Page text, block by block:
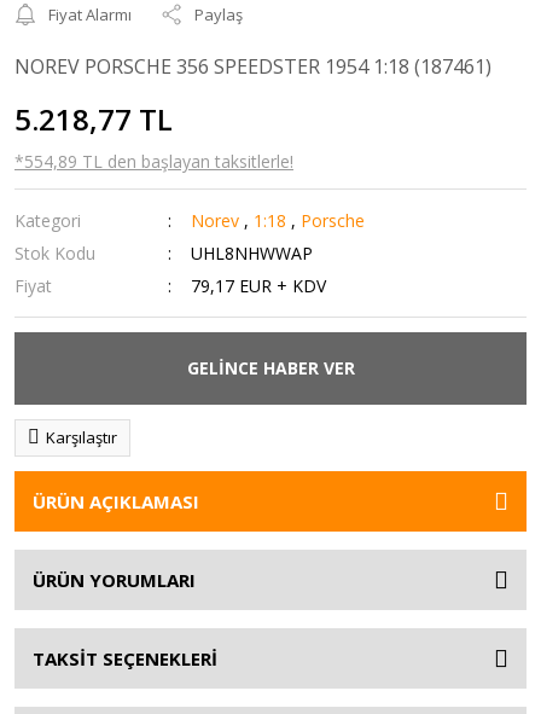
Fiyat Alarmı
Paylaş
NOREV PORSCHE 356 SPEEDSTER 1954 1:18 (187461)
5.218,77 TL
*554,89 TL den başlayan taksitlerle!
Kategori Norev , 1:18 , Porsche
Stok Kodu
UHL8NHWWAP
Fiyat
79,17 EUR + KDV
GELİNCE HABER VER
Karşılaştır
ÜRÜN AÇIKLAMASI
ÜRÜN YORUMLARI
TAKSİT SEÇENEKLERİ